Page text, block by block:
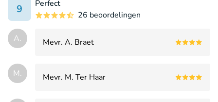
9
Perfect
26 beoordelingen
A. Mevr. A. Braet
M. Mevr. M. Ter Haar